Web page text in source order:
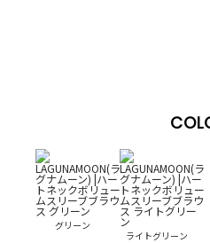
グリーン
ライトグリーン